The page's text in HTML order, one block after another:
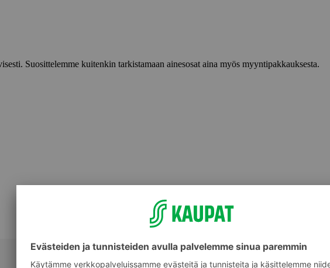
Suosittelemme kuitenkin tarkistamaan ainesosat aina myös myyntipakkauksesta.